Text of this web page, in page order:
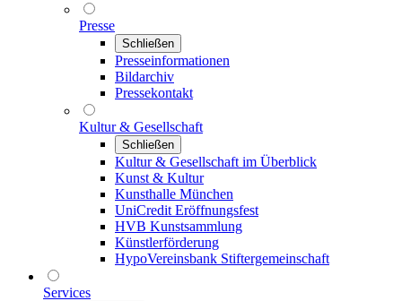
Presse
Schließen
Presseinformationen
Bildarchiv
Pressekontakt
Kultur & Gesellschaft
Schließen
Kultur & Gesellschaft im Überblick
Kunst & Kultur
Kunsthalle München
UniCredit Eröffnungsfest
HVB Kunstsammlung
Künstlerförderung
HypoVereinsbank Stiftergemeinschaft
Services